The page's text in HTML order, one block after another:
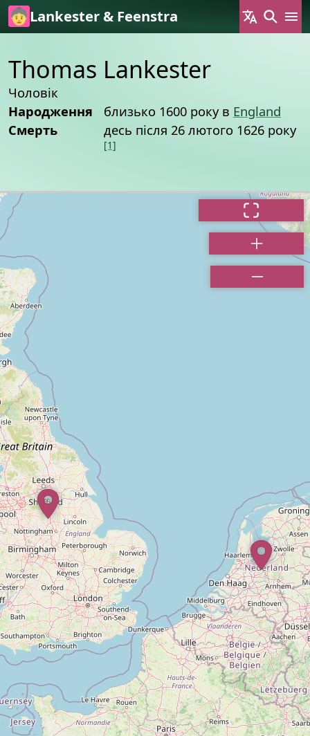
Skip to main content
Lankester & Feenstra
Thomas Lankester
Чоловік
Народження
близько 1600 року в England
Смерть
десь після 26 лютого 1626 року
[1]